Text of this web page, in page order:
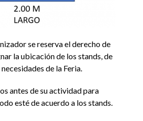
se reserva el derecho de
la ubicación de los stands, de
de la Feria.
antes de su actividad para
esté de acuerdo a los stands.